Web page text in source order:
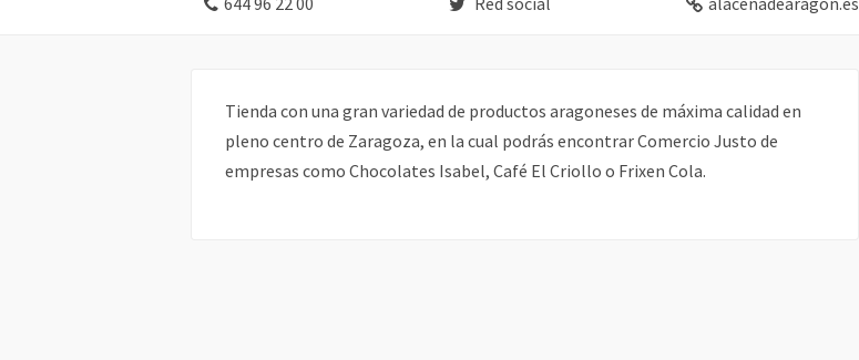
Tienda con una gran variedad de productos aragoneses de máxima calidad en
pleno centro de Zaragoza, en la cual podrás encontrar Comercio Justo de
empresas como Chocolates Isabel, Café El Criollo o Frixen Cola.